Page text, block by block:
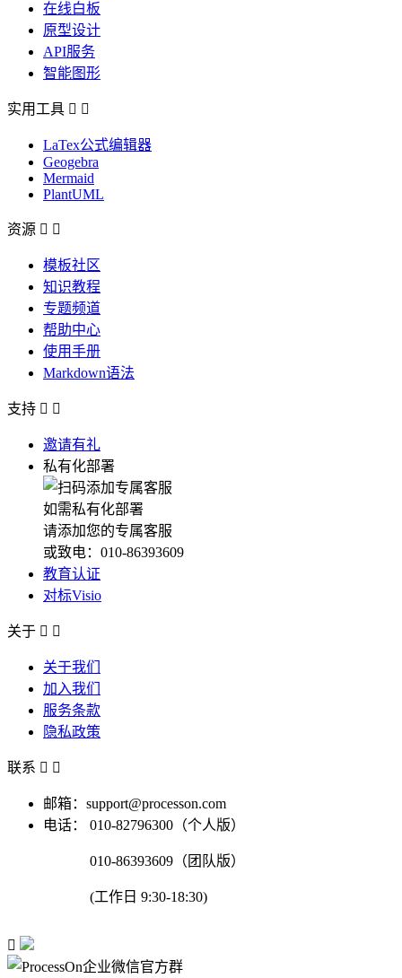
在线白板
原型设计
API服务
智能图形
实用工具  
LaTex公式编辑器
Geogebra
Mermaid
PlantUML
资源  
模板社区
知识教程
专题频道
帮助中心
使用手册
Markdown语法
支持  
邀请有礼
私有化部署
如需私有化部署
请添加您的专属客服
或致电：010-86393609
教育认证
对标Visio
关于  
关于我们
加入我们
服务条款
隐私政策
联系  
邮箱：support@processon.com
电话：
010-82796300（个人版）
010-86393609（团队版）
(工作日 9:30-18:30)
